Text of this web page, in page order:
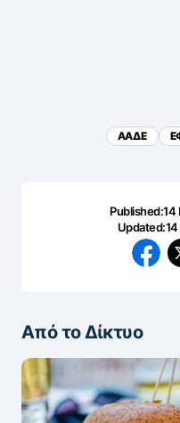
ΑΑΔΕ
Published:14
Updated:14
Από το Δίκτυο